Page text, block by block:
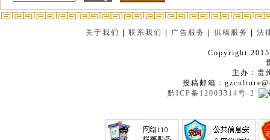
关于我们 |联系我们 广告服务 |供稿服务 |法
Copyright
主办：贵
投稿邮箱：
黔ICP备12003314号-2